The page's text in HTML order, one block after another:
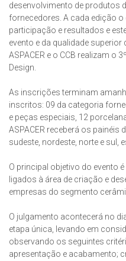
desenvolvimento de produtos
fornecedores. A cada edição
participação e resultados e
evento e da qualidade
ASPACER e o CCB realizam o
Design.
As inscrições terminam
inscritos: 09 da categoria
e peças especiais, 12
ASPACER receberá os painéis
sudeste, nordeste, norte e sul,
O principal objetivo do evento
ligados à área de criação e
empresas do segmento
O julgamento acontecerá no
etapa única, levando em
observando os seguintes
apresentação e acabamento;